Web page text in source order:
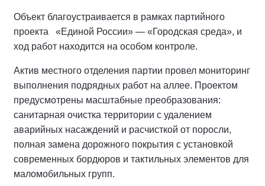
Объект благоустраивается в рамках партийного
проекта «Единой России» — «Городская среда», и
ход работ находится на особом контроле.
Актив местного отделения партии провел мониторинг
выполнения подрядных работ на аллее. Проектом
предусмотрены масштабные преобразования:
санитарная очистка территории с удалением
аварийных насаждений и расчисткой от поросли,
полная замена дорожного покрытия с установкой
современных бордюров и тактильных элементов для
маломобильных групп.